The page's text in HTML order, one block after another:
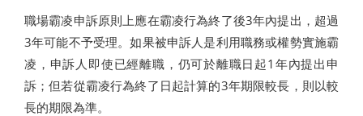
職場霸凌申訴原則上應在霸凌行為終了後3年內提出，超過
3年可能不予受理。如果被申訴人是利用職務或權勢實施霸
凌，申訴人即使已經離職，仍可於離職日起1年內提出申
訴；但若從霸凌行為終了日起計算的3年期限較長，則以較
長的期限為準。